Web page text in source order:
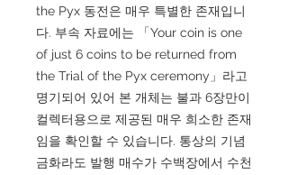
the Pyx 동전은 매우 특별한 존재입니
다. 부속 자료에는 「Your coin is one
of just 6 coins to be returned from
the Trial of the Pyx ceremony」라고
명기되어 있어 본 개체는 불과 6장만이
컬렉터용으로 제공된 매우 희소한 존재
임을 확인할 수 있습니다. 통상의 기념
금화라도 발행 매수가 수백장에서 수천